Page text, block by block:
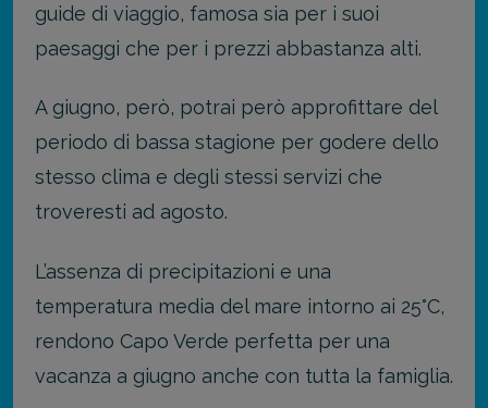
guide di viaggio, famosa sia per i suoi
paesaggi che per i prezzi abbastanza alti.
A giugno, però, potrai però approfittare del
periodo di bassa stagione per godere dello
stesso clima e degli stessi servizi che
troveresti ad agosto.
L’assenza di precipitazioni e una
temperatura media del mare intorno ai 25°C,
rendono Capo Verde perfetta per una
vacanza a giugno anche con tutta la famiglia.